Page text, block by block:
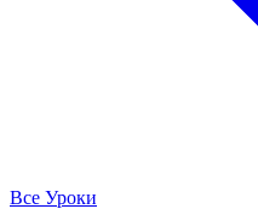
Все Уроки